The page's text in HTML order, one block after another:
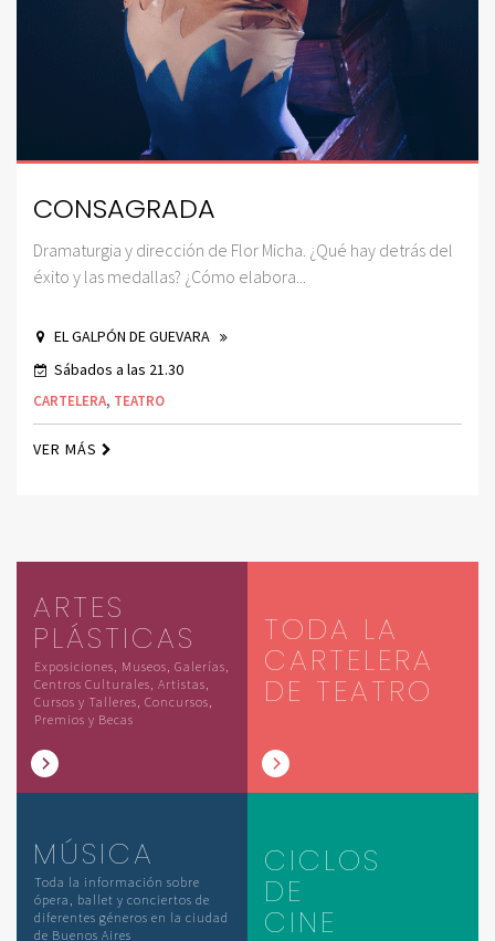
CONSAGRADA
Dramaturgia y dirección de Flor Micha. ¿Qué hay detrás del
éxito y las medallas? ¿Cómo elabora...
EL GALPÓN DE GUEVARA
Sábados a las 21.30
CARTELERA, TEATRO
VER MÁS
ARTES
PLÁSTICAS
Exposiciones, Museos, Galerías,
Centros Culturales, Artistas,
Cursos y Talleres, Concursos,
Premios y Becas
TODA LA
CARTELERA
DE TEATRO
MÚSICA
Toda la información sobre
ópera, ballet y conciertos de
diferentes géneros en la ciudad
de Buenos Aires
CICLOS
DE
CINE